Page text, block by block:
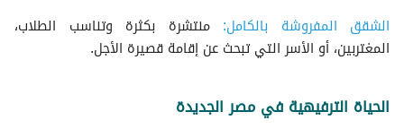
الشقق المفروشة بالكامل: منتشرة بكثرة وتناسب الطلاب،
المغتربين، أو الأسر التي تبحث عن إقامة قصيرة الأجل.
الحياة الترفيهية في مصر الجديدة